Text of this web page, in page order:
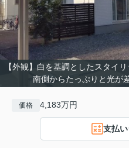
【外観】白を基調としたスタイ
南側からたっぷりと光が
価格 4,183万円
支払